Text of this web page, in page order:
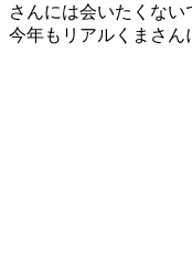
さんには会いたくない
今年もリアルくまさん